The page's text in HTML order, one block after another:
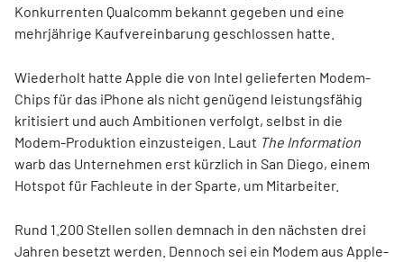
Konkurrenten Qualcomm bekannt gegeben und eine
mehrjährige Kaufvereinbarung geschlossen hatte.
Wiederholt hatte Apple die von Intel gelieferten Modem-
Chips für das iPhone als nicht genügend leistungsfähig
kritisiert und auch Ambitionen verfolgt, selbst in die
Modem-Produktion einzusteigen. Laut The Information
warb das Unternehmen erst kürzlich in San Diego, einem
Hotspot für Fachleute in der Sparte, um Mitarbeiter.
Rund 1.200 Stellen sollen demnach in den nächsten drei
Jahren besetzt werden. Dennoch sei ein Modem aus Apple-